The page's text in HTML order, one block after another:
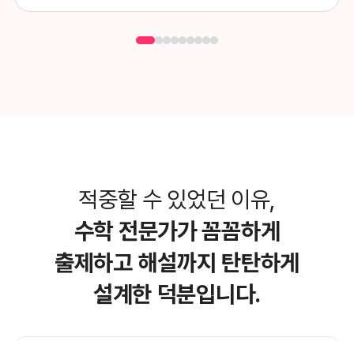
적중할 수 있었던 이유,
수학 전문가가 꼼꼼하게
출제하고 해설까지 탄탄하게
설계한 덕분입니다.